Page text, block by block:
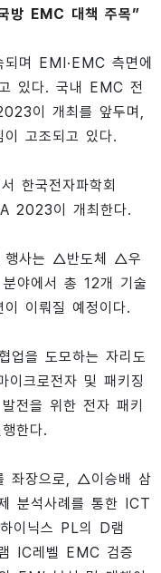
방 EMC 대책 주목”
며 EMI·EMC 측면에
있다. 국내 EMC 전
이 개최를 앞두며,
고조되고 있다.
한국전자파학회
2023이 개최한다.
행사는 △반도체 △우
야에서 총 12개 기술
이뤄질 예정이다.
업을 도모하는 자리도
이크로전자 및 패키징
전을 위한 전자 패키
한다.
좌장으로, △이승배 삼
분석사례를 통한 ICT
이닉스 PL의 D램
IC레벨 EMC 검증